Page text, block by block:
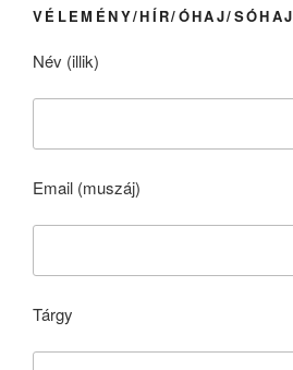
VÉLEMÉNY/HÍR/ÓHAJ/SÓHAJ
Név (illik)
Email (muszáj)
Tárgy